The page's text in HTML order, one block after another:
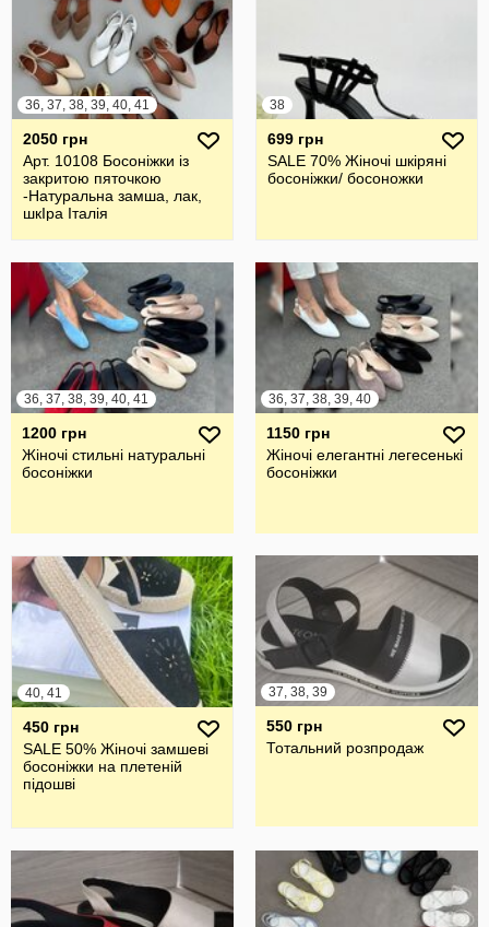
36, 37, 38, 39, 40, 41
2050 грн
Арт. 10108 Босоніжки із
закритою пяточкою
-Натуральна замша, лак,
шкІра Італія
38
699 грн
SALE 70% Жіночі шкіряні
босоніжки/ босоножки
36, 37, 38, 39, 40, 41
1200 грн
Жіночі стильні натуральні
босоніжки
36, 37, 38, 39, 40
1150 грн
Жіночі елегантні легесенькі
босоніжки
40, 41
450 грн
SALE 50% Жіночі замшеві
босоніжки на плетеній
підошві
37, 38, 39
550 грн
Тотальний розпродаж